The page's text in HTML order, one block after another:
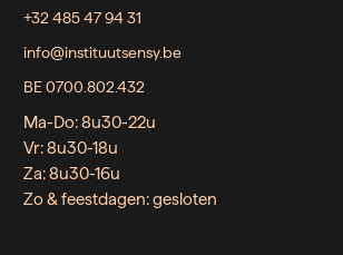
+32 485 47 94 31
info@instituutsensy.be
BE 0700.802.432
Ma-Do: 8u30-22u
Vr: 8u30-18u
Za: 8u30-16u
Zo & feestdagen: gesloten